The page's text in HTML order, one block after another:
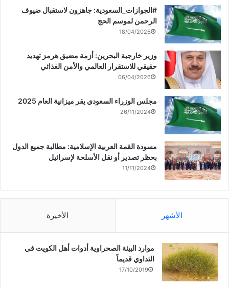
‏‎#الجوازات_السعودية: جاهزون لاستقبال ضيوف
الرحمن لموسم الحج
18/04/2026
وزير خارجية البحرين: أزمة مضيق هرمز تهديد
حقيقي للاستقرار العالمي والأمن الغذائي
06/04/2026
مجلس الوزراء السعودي يقر ميزانية العام 2025
26/11/2024
مسودة القمة العربية الإسلامية: مطالبة جميع الدول
بحظر تصدير أو نقل الأسلحة لإسرائيل
11/11/2024
الأشهر الأخيرة
موارد البيئة الصحراوية أدوات أهل الكويت في
التداوي قديماً
17/10/2019